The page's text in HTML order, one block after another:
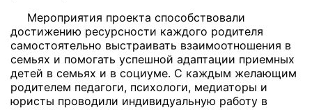
Мероприятия проекта способствовали
достижению ресурсности каждого родителя
самостоятельно выстраивать взаимоотношения в
семьях и помогать успешной адаптации приемных
детей в семьях и в социуме. С каждым желающим
родителем педагоги, психологи, медиаторы и
юристы проводили индивидуальную работу в